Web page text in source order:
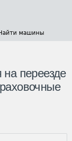
машины
на переезде